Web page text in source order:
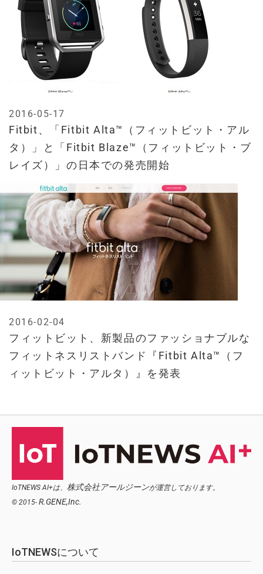
Fitbit、「Fitbit Alta™（フィットビット・アル
タ）」と「Fitbit Blaze™（フィットビット・ブ
レイズ）」の日本での発売開始
2016-05-17
フィットビット、新製品のファッショナブルな
フィットネスリストバンド『Fitbit Alta™（フ
ィットビット・アルタ）』を発表
2016-02-04
IoTNEWS AI+は、 株式会社アールジーンが運営しております。
© 2015- R.GENE,Inc.
IoTNEWSについて